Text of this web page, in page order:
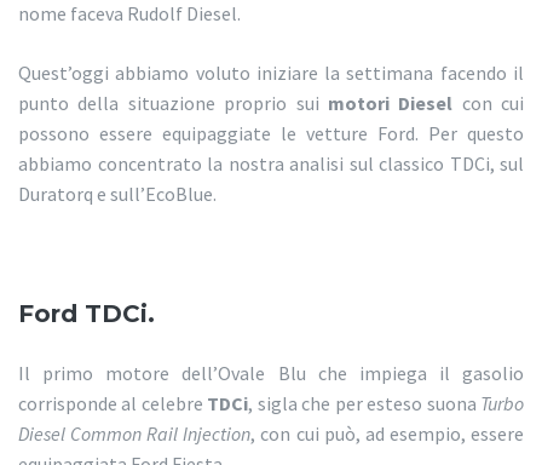
nome faceva Rudolf Diesel.
Quest’oggi abbiamo voluto iniziare la settimana facendo il
punto della situazione proprio sui motori Diesel con cui
possono essere equipaggiate le vetture Ford. Per questo
abbiamo concentrato la nostra analisi sul classico TDCi, sul
Duratorq e sull’EcoBlue.
Ford TDCi.
Il primo motore dell’Ovale Blu che impiega il gasolio
corrisponde al celebre TDCi, sigla che per esteso suona Turbo
Diesel Common Rail Injection, con cui può, ad esempio, essere